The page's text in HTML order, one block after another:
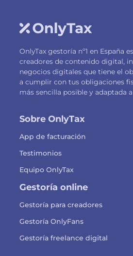
OnlyTax gestoría nº1 en España
creadores de contenido digital,
negocios digitales que tiene el
a cumplir con tus obligaciones
más sencilla posible y adaptada
Sobre OnlyTax
App de facturación
Testimonios
Equipo OnlyTax
Gestoría online
Gestoría para creadores
Gestoría OnlyFans
Gestoría freelance digital